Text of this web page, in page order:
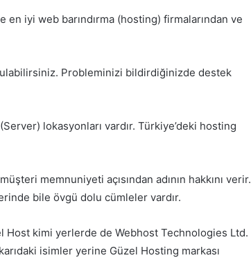
en iyi web barındırma (hosting) firmalarından ve
Probleminizi bildirdiğinizde destek
lokasyonları vardır. Türkiye’deki hosting
memnuniyeti açısından adının hakkını verir.
bile övgü dolu cümleler vardır.
kimi yerlerde de Webhost Technologies Ltd.
isimler yerine Güzel Hosting markası